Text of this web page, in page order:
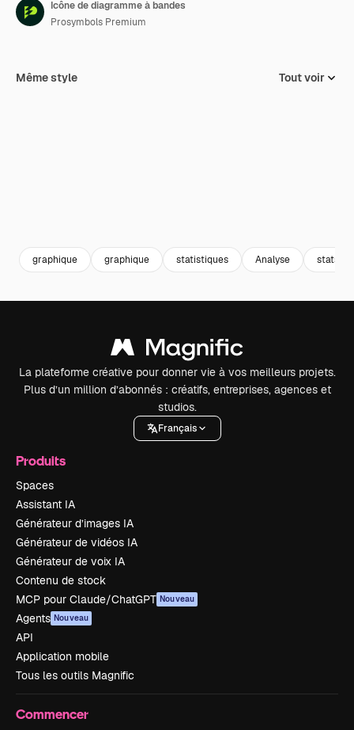
Icône de diagramme à bandes
Prosymbols Premium
Même style Tout voir
graphique graphique statistiques Analyse stats
La plateforme créative pour donner vie à vos meilleurs projets.
Plus d’un million d’abonnés : créatifs, entreprises, agences et
studios.
Français
Produits
Spaces
Assistant IA
Générateur d’images IA
Générateur de vidéos IA
Générateur de voix IA
Contenu de stock
MCP pour Claude/ChatGPT Nouveau
Agents Nouveau
API
Application mobile
Tous les outils Magnific
Commencer